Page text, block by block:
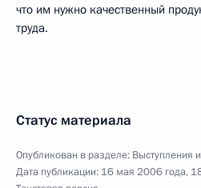
что им нужно качественный
труда.
Статус материала
Опубликован в разделе: Выступления
Дата публикации: 16 мая 2006 года,